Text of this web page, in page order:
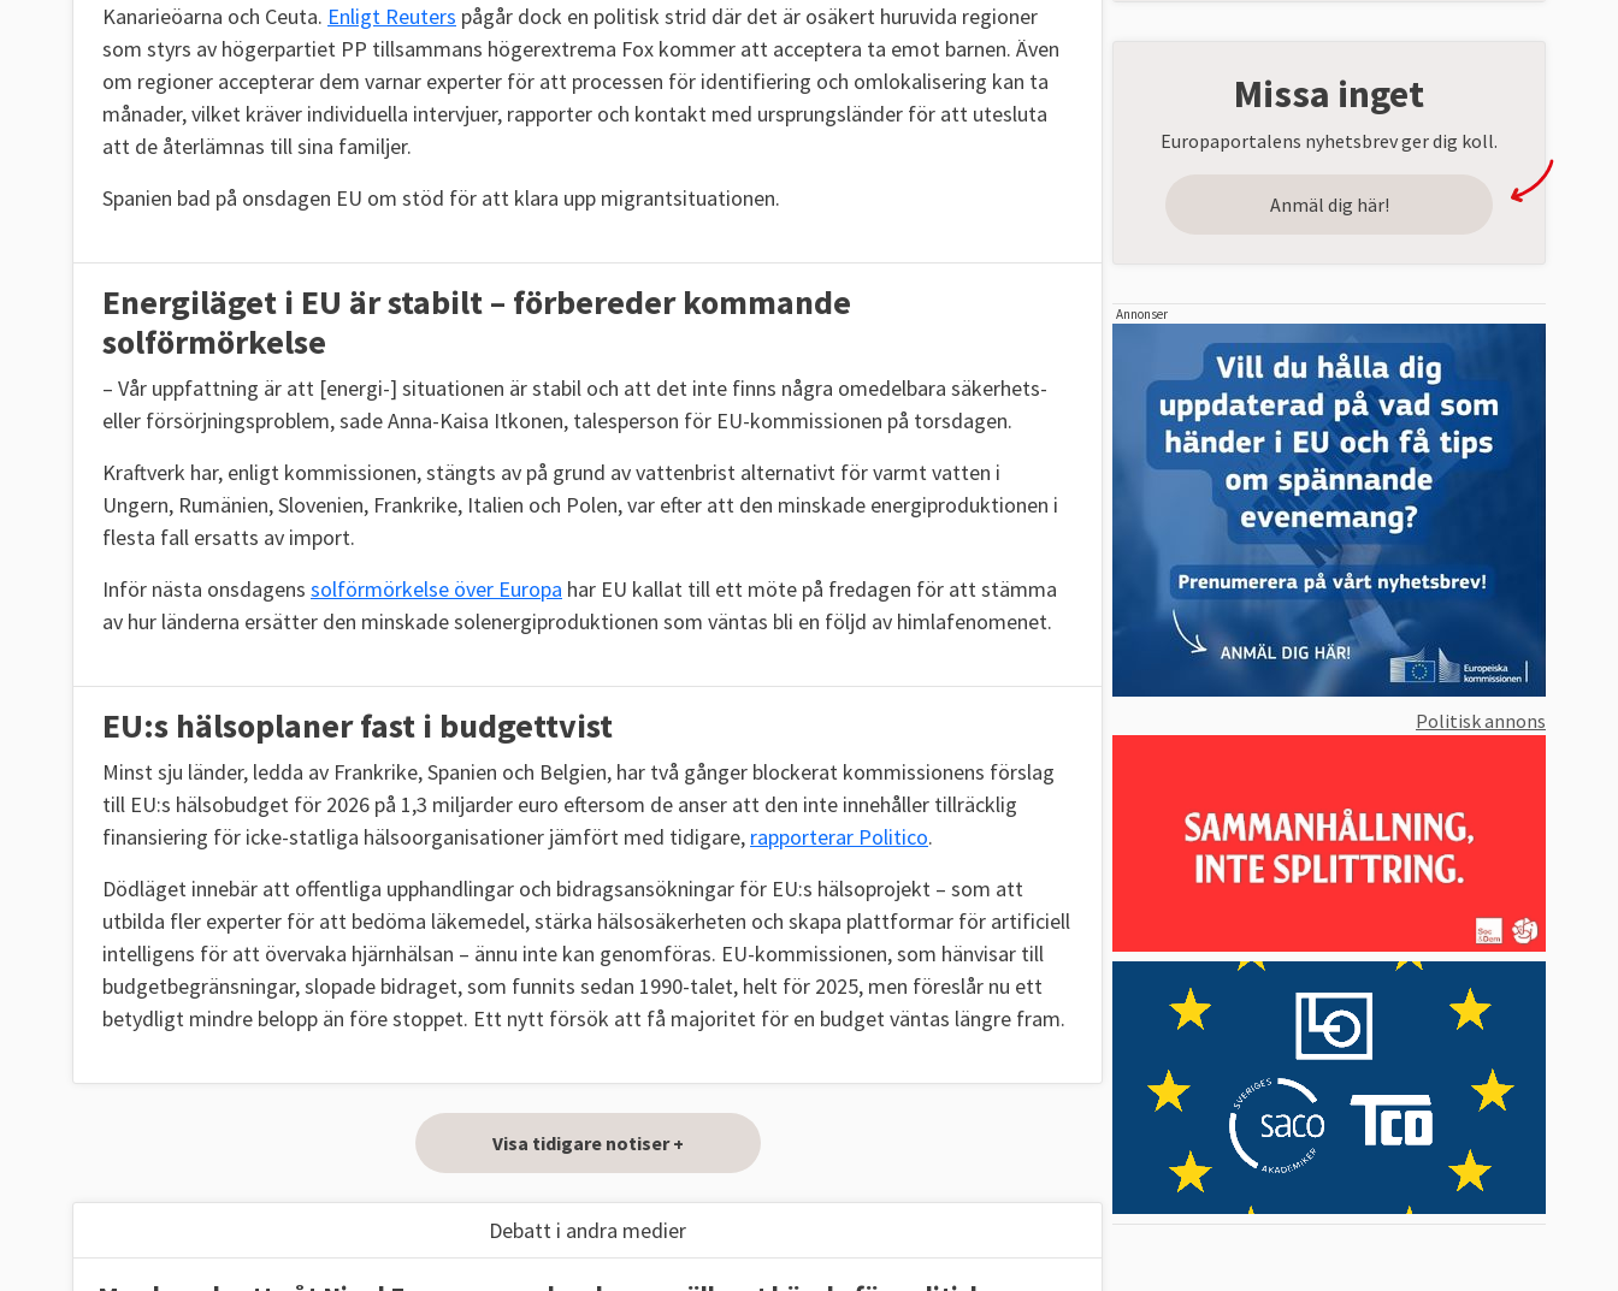
Kanarieöarna och Ceuta. Enligt Reuters pågår dock en politisk strid där det är osäkert huruvida regioner
som styrs av högerpartiet PP tillsammans högerextrema Fox kommer att acceptera ta emot barnen. Även
om regioner accepterar dem varnar experter för att processen för identifiering och omlokalisering kan ta
månader, vilket kräver individuella intervjuer, rapporter och kontakt med ursprungsländer för att utesluta
att de återlämnas till sina familjer.
Spanien bad på onsdagen EU om stöd för att klara upp migrantsituationen.
Energiläget i EU är stabilt – förbereder kommande
solförmörkelse
– Vår uppfattning är att [energi-] situationen är stabil och att det inte finns några omedelbara säkerhets-
eller försörjningsproblem, sade Anna-Kaisa Itkonen, talesperson för EU-kommissionen på torsdagen.
Kraftverk har, enligt kommissionen, stängts av på grund av vattenbrist alternativt för varmt vatten i
Ungern, Rumänien, Slovenien, Frankrike, Italien och Polen, var efter att den minskade energiproduktionen i
flesta fall ersatts av import.
Inför nästa onsdagens solförmörkelse över Europa har EU kallat till ett möte på fredagen för att stämma
av hur länderna ersätter den minskade solenergiproduktionen som väntas bli en följd av himlafenomenet.
EU:s hälsoplaner fast i budgettvist
Minst sju länder, ledda av Frankrike, Spanien och Belgien, har två gånger blockerat kommissionens förslag
till EU:s hälsobudget för 2026 på 1,3 miljarder euro eftersom de anser att den inte innehåller tillräcklig
finansiering för icke-statliga hälsoorganisationer jämfört med tidigare, rapporterar Politico.
Dödläget innebär att offentliga upphandlingar och bidragsansökningar för EU:s hälsoprojekt – som att
utbilda fler experter för att bedöma läkemedel, stärka hälsosäkerheten och skapa plattformar för artificiell
intelligens för att övervaka hjärnhälsan – ännu inte kan genomföras. EU-kommissionen, som hänvisar till
budgetbegränsningar, slopade bidraget, som funnits sedan 1990-talet, helt för 2025, men föreslår nu ett
betydligt mindre belopp än före stoppet. Ett nytt försök att få majoritet för en budget väntas längre fram.
Visa tidigare notiser +
Debatt i andra medier
Missa inget
Europaportalens nyhetsbrev ger dig koll.
Anmäl dig här!
Annonser
Politisk annons